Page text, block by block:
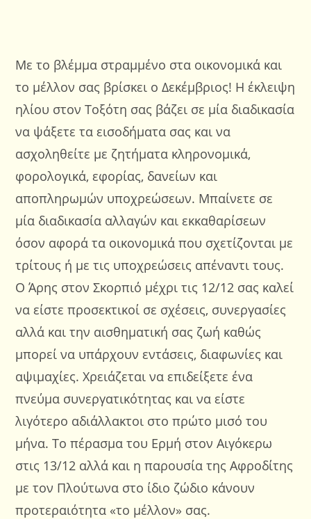
Με το βλέμμα στραμμένο στα οικονομικά και
το μέλλον σας βρίσκει ο Δεκέμβριος! Η έκλειψη
ηλίου στον Τοξότη σας βάζει σε μία διαδικασία
να ψάξετε τα εισοδήματα σας και να
ασχοληθείτε με ζητήματα κληρονομικά,
φορολογικά, εφορίας, δανείων και
αποπληρωμών υποχρεώσεων. Μπαίνετε σε
μία διαδικασία αλλαγών και εκκαθαρίσεων
όσον αφορά τα οικονομικά που σχετίζονται με
τρίτους ή με τις υποχρεώσεις απέναντι τους.
Ο Άρης στον Σκορπιό μέχρι τις 12/12 σας καλεί
να είστε προσεκτικοί σε σχέσεις, συνεργασίες
αλλά και την αισθηματική σας ζωή καθώς
μπορεί να υπάρχουν εντάσεις, διαφωνίες και
αψιμαχίες. Χρειάζεται να επιδείξετε ένα
πνεύμα συνεργατικότητας και να είστε
λιγότερο αδιάλλακτοι στο πρώτο μισό του
μήνα. Το πέρασμα του Ερμή στον Αιγόκερω
στις 13/12 αλλά και η παρουσία της Αφροδίτης
με τον Πλούτωνα στο ίδιο ζώδιο κάνουν
προτεραιότητα «το μέλλον» σας.